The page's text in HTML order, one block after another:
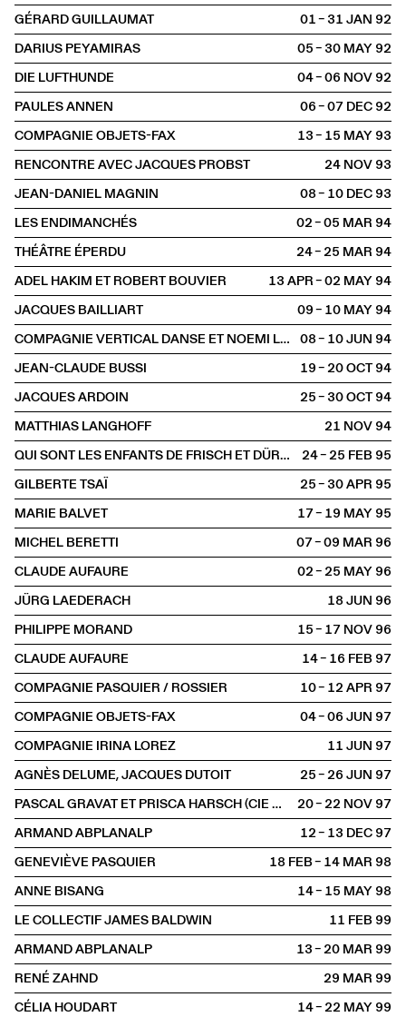
GÉRARD GUILLAUMAT
01 – 31 JAN1992
DARIUS PEYAMIRAS
05 – 30 MAY1992
DIE LUFTHUNDE
04 – 06 NOV1992
PAULES ANNEN
06 – 07 DEC1992
COMPAGNIE OBJETS-FAX
13 – 15 MAY1993
RENCONTRE AVEC JACQUES PROBST
24 NOV1993
JEAN-DANIEL MAGNIN
08 – 10 DEC1993
LES ENDIMANCHÉS
02 – 05 MAR1994
THÉÂTRE ÉPERDU
24 – 25 MAR1994
ADEL HAKIM ET ROBERT BOUVIER
13 APR – 02 MAY1994
JACQUES BAILLIART
09 – 10 MAY1994
COMPAGNIE VERTICAL DANSE ET NOEMI LAPZESON (GENÈVE)
08 – 10 JUN1994
JEAN-CLAUDE BUSSI
19 – 20 OCT1994
JACQUES ARDOIN
25 – 30 OCT1994
MATTHIAS LANGHOFF
21 NOV1994
QUI SONT LES ENFANTS DE FRISCH ET DÜRRENMATT ?
24 – 25 FEB1995
GILBERTE TSAÏ
25 – 30 APR1995
MARIE BALVET
17 – 19 MAY1995
MICHEL BERETTI
07 – 09 MAR1996
CLAUDE AUFAURE
02 – 25 MAY1996
JÜRG LAEDERACH
18 JUN1996
PHILIPPE MORAND
15 – 17 NOV1996
CLAUDE AUFAURE
14 – 16 FEB1997
COMPAGNIE PASQUIER / ROSSIER
10 – 12 APR1997
COMPAGNIE OBJETS-FAX
04 – 06 JUN1997
COMPAGNIE IRINA LOREZ
11 JUN1997
AGNÈS DELUME, JACQUES DUTOIT
25 – 26 JUN1997
PASCAL GRAVAT ET PRISCA HARSCH (CIE QUIVALA)
20 – 22 NOV1997
ARMAND ABPLANALP
12 – 13 DEC1997
GENEVIÈVE PASQUIER
18 FEB – 14 MAR1998
ANNE BISANG
14 – 15 MAY1998
LE COLLECTIF JAMES BALDWIN
11 FEB1999
ARMAND ABPLANALP
13 – 20 MAR1999
RENÉ ZAHND
29 MAR1999
CÉLIA HOUDART
14 – 22 MAY1999